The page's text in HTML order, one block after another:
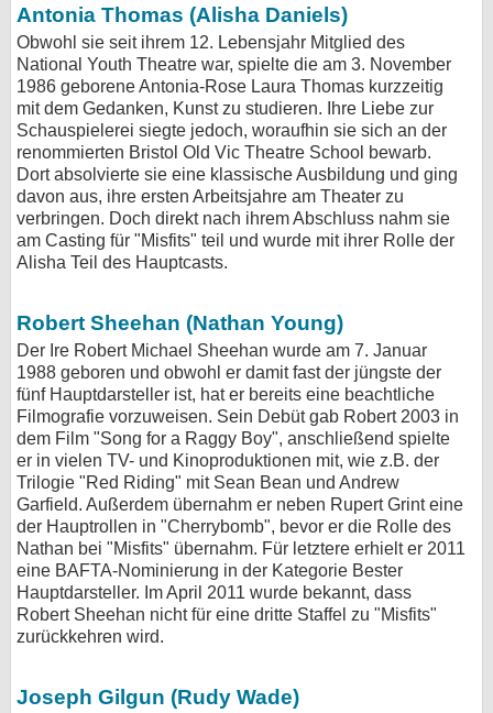
Antonia Thomas (Alisha Daniels)
Obwohl sie seit ihrem 12. Lebensjahr Mitglied des
National Youth Theatre war, spielte die am 3. November
1986 geborene Antonia-Rose Laura Thomas kurzzeitig
mit dem Gedanken, Kunst zu studieren. Ihre Liebe zur
Schauspielerei siegte jedoch, woraufhin sie sich an der
renommierten Bristol Old Vic Theatre School bewarb.
Dort absolvierte sie eine klassische Ausbildung und ging
davon aus, ihre ersten Arbeitsjahre am Theater zu
verbringen. Doch direkt nach ihrem Abschluss nahm sie
am Casting für "Misfits" teil und wurde mit ihrer Rolle der
Alisha Teil des Hauptcasts.
Robert Sheehan (Nathan Young)
Der Ire Robert Michael Sheehan wurde am 7. Januar
1988 geboren und obwohl er damit fast der jüngste der
fünf Hauptdarsteller ist, hat er bereits eine beachtliche
Filmografie vorzuweisen. Sein Debüt gab Robert 2003 in
dem Film "Song for a Raggy Boy", anschließend spielte
er in vielen TV- und Kinoproduktionen mit, wie z.B. der
Trilogie "Red Riding" mit Sean Bean und Andrew
Garfield. Außerdem übernahm er neben Rupert Grint eine
der Hauptrollen in "Cherrybomb", bevor er die Rolle des
Nathan bei "Misfits" übernahm. Für letztere erhielt er 2011
eine BAFTA-Nominierung in der Kategorie Bester
Hauptdarsteller. Im April 2011 wurde bekannt, dass
Robert Sheehan nicht für eine dritte Staffel zu "Misfits"
zurückkehren wird.
Joseph Gilgun (Rudy Wade)